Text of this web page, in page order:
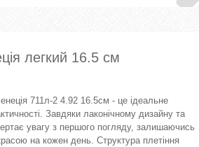
легкий 16.5 см
711л-2 4.92 16.5см - це ідеальне
Завдяки лаконічному дизайну та
увагу з першого погляду, залишаючись
на кожен день. Структура плетіння